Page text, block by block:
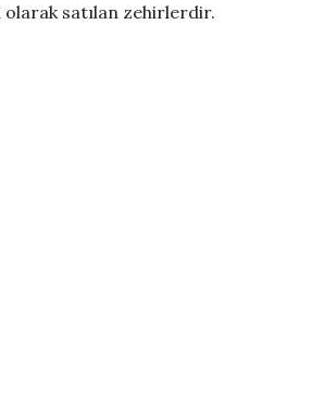
olarak satılan zehirlerdir.